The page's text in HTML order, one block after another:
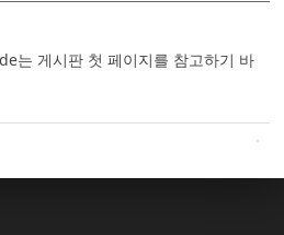
는 게시판 첫 페이지를 참고하기 바
케치북5
케치북5